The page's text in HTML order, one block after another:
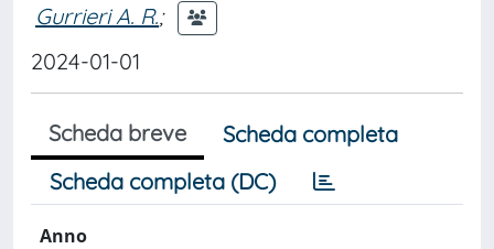
Gurrieri A. R.;
2024-01-01
Scheda breve
Scheda completa
Scheda completa (DC)
Anno